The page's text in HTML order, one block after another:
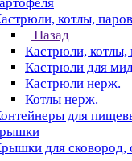
котлы,
Назад
Кастрюли, котлы,
Кастрюли для
Кастрюли нерж.
Котлы нерж.
для
для сковород,